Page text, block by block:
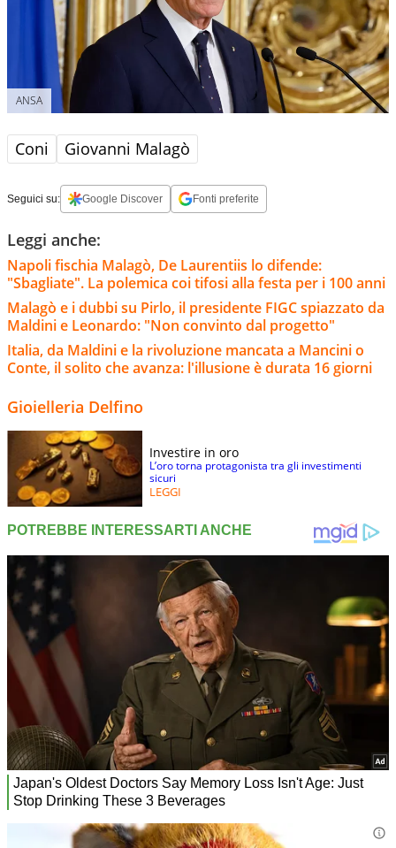
ANSA
Coni Giovanni Malagò
Seguici su: Google Discover Fonti preferite
Leggi anche:
Napoli fischia Malagò, De Laurentiis lo difende:
"Sbagliate". La polemica coi tifosi alla festa per i 100 anni
Malagò e i dubbi su Pirlo, il presidente FIGC spiazzato da
Maldini e Leonardo: "Non convinto dal progetto"
Italia, da Maldini e la rivoluzione mancata a Mancini o
Conte, il solito che avanza: l'illusione è durata 16 giorni
Gioielleria Delfino
Investire in oro
L’oro torna protagonista tra gli investimenti
sicuri
LEGGI